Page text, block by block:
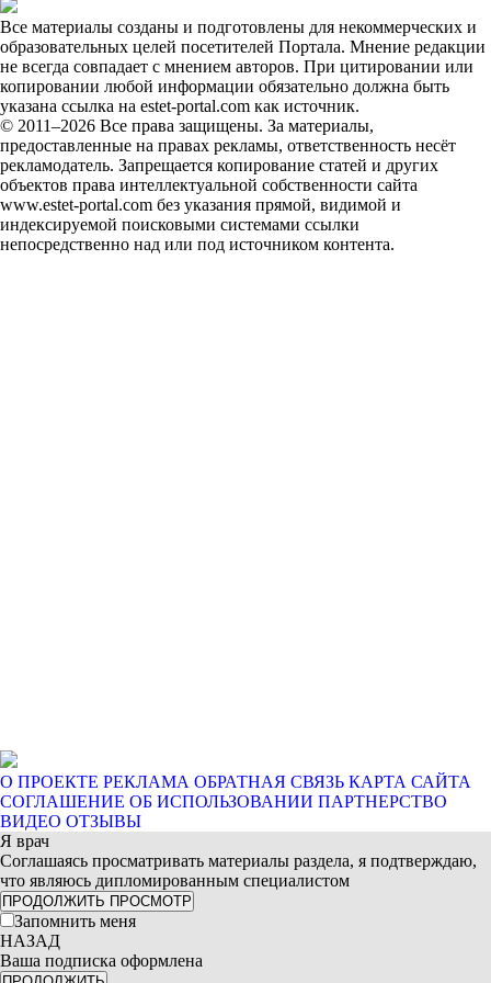
Все материалы созданы и подготовлены для некоммерческих и
образовательных целей посетителей Портала. Мнение редакции
не всегда совпадает с мнением авторов. При цитировании или
копировании любой информации обязательно должна быть
указана ссылка на estet-portal.com как источник.
© 2011–2026 Все права защищены. За материалы,
предоставленные на правах рекламы, ответственность несёт
рекламодатель. Запрещается копирование статей и других
объектов права интеллектуальной собственности сайта
www.estet-portal.com без указания прямой, видимой и
индексируемой поисковыми системами ссылки
непосредственно над или под источником контента.
О ПРОЕКТЕ РЕКЛАМА ОБРАТНАЯ СВЯЗЬ КАРТА САЙТА
СОГЛАШЕНИЕ ОБ ИСПОЛЬЗОВАНИИ ПАРТНЕРСТВО
ВИДЕО ОТЗЫВЫ
Я врач
Соглашаясь просматривать материалы раздела, я подтверждаю,
что являюсь дипломированным специалистом
ПРОДОЛЖИТЬ ПРОСМОТР
Запомнить меня
НАЗАД
Ваша подписка оформлена